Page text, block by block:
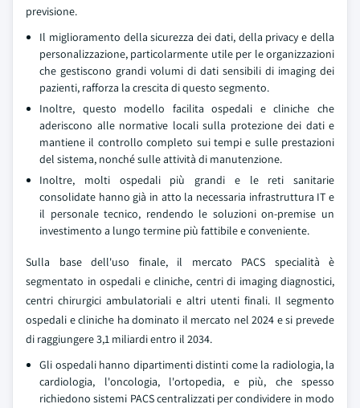
previsione.
Il miglioramento della sicurezza dei dati, della privacy e della
personalizzazione, particolarmente utile per le organizzazioni
che gestiscono grandi volumi di dati sensibili di imaging dei
pazienti, rafforza la crescita di questo segmento.
Inoltre, questo modello facilita ospedali e cliniche che
aderiscono alle normative locali sulla protezione dei dati e
mantiene il controllo completo sui tempi e sulle prestazioni
del sistema, nonché sulle attività di manutenzione.
Inoltre, molti ospedali più grandi e le reti sanitarie
consolidate hanno già in atto la necessaria infrastruttura IT e
il personale tecnico, rendendo le soluzioni on-premise un
investimento a lungo termine più fattibile e conveniente.
Sulla base dell'uso finale, il mercato PACS specialità è
segmentato in ospedali e cliniche, centri di imaging diagnostici,
centri chirurgici ambulatoriali e altri utenti finali. Il segmento
ospedali e cliniche ha dominato il mercato nel 2024 e si prevede
di raggiungere 3,1 miliardi entro il 2034.
Gli ospedali hanno dipartimenti distinti come la radiologia, la
cardiologia, l'oncologia, l'ortopedia, e più, che spesso
richiedono sistemi PACS centralizzati per condividere in modo